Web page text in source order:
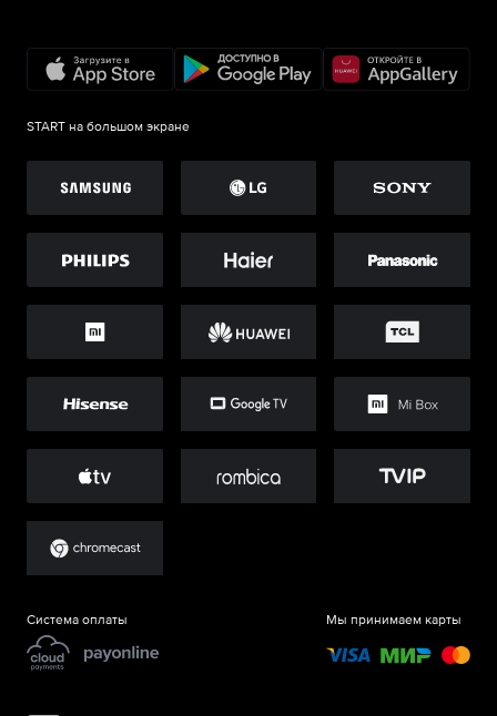
START на большом экране
Система оплаты Мы принимаем карты